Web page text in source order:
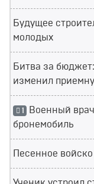
Будущее
молодых
Битва за
изменил
1 Военный врач
бронемобиль
Песенное